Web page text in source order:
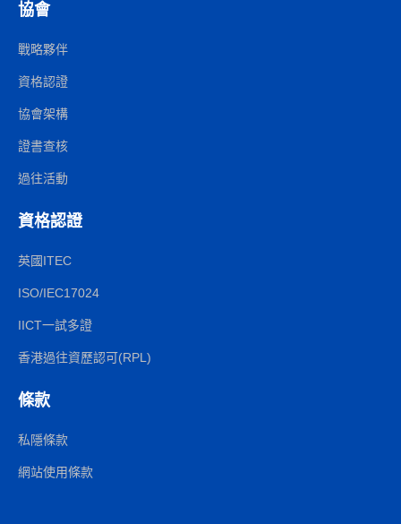
協會
戰略夥伴
資格認證
協會架構
證書查核
過往活動
資格認證
英國ITEC
ISO/IEC17024
IICT一試多證
香港過往資歷認可(RPL)
條款
私隱條款
網站使用條款